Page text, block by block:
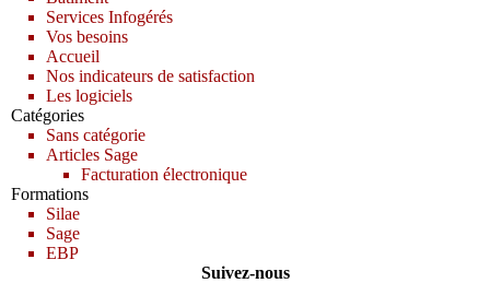
Services Infogérés
Vos besoins
Accueil
Nos indicateurs de satisfaction
Les logiciels
Catégories
Sans catégorie
Articles Sage
Facturation électronique
Formations
Silae
Sage
EBP
Suivez-nous